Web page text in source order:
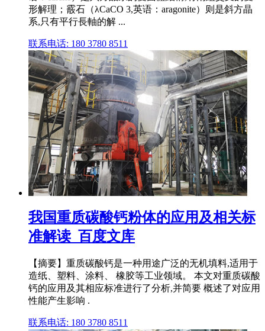
形解理；霰石（λCaCO 3,英语：aragonite）则是斜方晶
系,只有平行長軸的解 ...
联系电话: 180 3780 8511
我国重质碳酸钙粉体的应用及相关标
准解读_百度文库
【摘要】重质碳酸钙是一种用途广泛的无机填料,适用于
造纸、塑料、涂料、 橡胶等工业领域。 本文对重质碳酸
钙的应用及其相应标准进行了分析,并简要 概述了对应用
性能产生影响 .
联系电话: 180 3780 8511